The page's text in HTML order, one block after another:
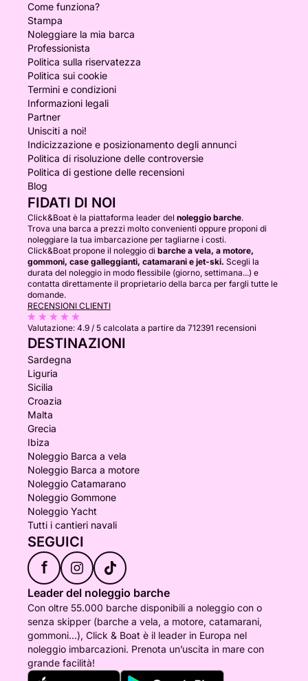
Come funziona?
Stampa
Noleggiare la mia barca
Professionista
Politica sulla riservatezza
Politica sui cookie
Termini e condizioni
Informazioni legali
Partner
Unisciti a noi!
Indicizzazione e posizionamento degli annunci
Politica di risoluzione delle controversie
Politica di gestione delle recensioni
Blog
FIDATI DI NOI
Click&Boat è la piattaforma leader del noleggio barche.
Trova una barca a prezzi molto convenienti oppure proponi di
noleggiare la tua imbarcazione per tagliarne i costi.
Click&Boat propone il noleggio di barche a vela, a motore,
gommoni, case galleggianti, catamarani e jet-ski. Scegli la
durata del noleggio in modo flessibile (giorno, settimana...) e
contatta direttamente il proprietario della barca per fargli tutte le
domande.
RECENSIONI CLIENTI
Valutazione: 4.9 / 5 calcolata a partire da 712391 recensioni
DESTINAZIONI
Sardegna
Liguria
Sicilia
Croazia
Malta
Grecia
Ibiza
Noleggio Barca a vela
Noleggio Barca a motore
Noleggio Catamarano
Noleggio Gommone
Noleggio Yacht
Tutti i cantieri navali
SEGUICI
f
Leader del noleggio barche
Con oltre 55.000 barche disponibili a noleggio con o
senza skipper (barche a vela, a motore, catamarani,
gommoni...), Click & Boat è il leader in Europa nel
noleggio imbarcazioni. Prenota un’uscita in mare con
grande facilità!